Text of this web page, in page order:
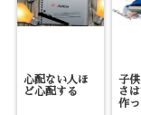
心配ない人ほ
ど心配する
子
さ
作っ